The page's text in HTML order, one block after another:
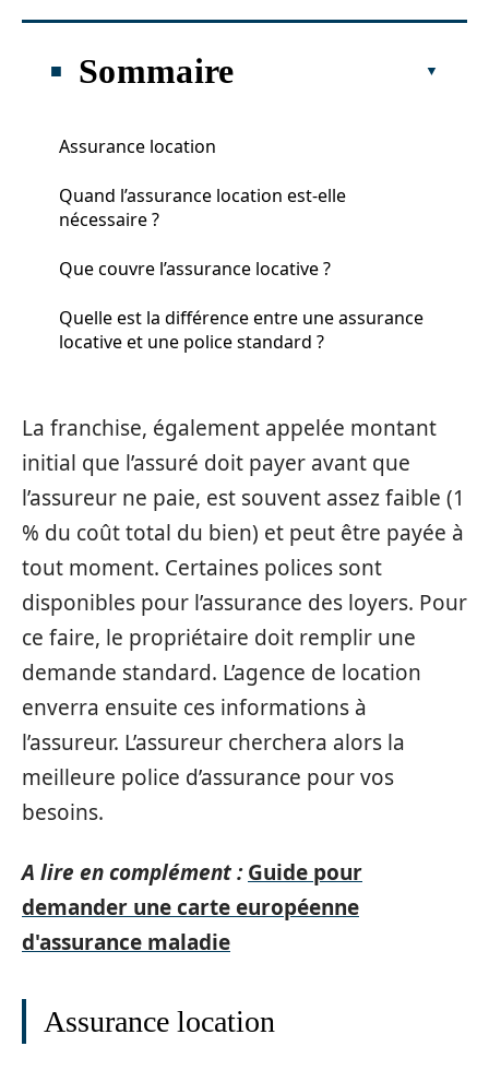
Sommaire
Assurance location
Quand l’assurance location est-elle
nécessaire ?
Que couvre l’assurance locative ?
Quelle est la différence entre une assurance
locative et une police standard ?
La franchise, également appelée montant
initial que l’assuré doit payer avant que
l’assureur ne paie, est souvent assez faible (1
% du coût total du bien) et peut être payée à
tout moment. Certaines polices sont
disponibles pour l’assurance des loyers. Pour
ce faire, le propriétaire doit remplir une
demande standard. L’agence de location
enverra ensuite ces informations à
l’assureur. L’assureur cherchera alors la
meilleure police d’assurance pour vos
besoins.
A lire en complément : Guide pour
demander une carte européenne
d'assurance maladie
Assurance location